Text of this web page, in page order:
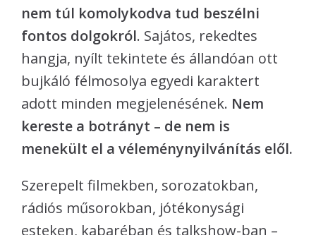
nem túl komolykodva tud beszélni
fontos dolgokról. Sajátos, rekedtes
hangja, nyílt tekintete és állandóan ott
bujkáló félmosolya egyedi karaktert
adott minden megjelenésének. Nem
kereste a botrányt – de nem is
menekült el a véleménynyilvánítás elől.
Szerepelt filmekben, sorozatokban,
rádiós műsorokban, jótékonysági
esteken, kabaréban és talkshow-ban –